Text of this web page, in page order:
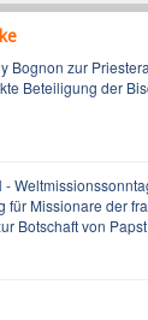
Bognon zur
Beteiligung der
-
für Missionare der
Botschaft von